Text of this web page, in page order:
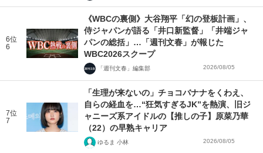
6位
6
《WBCの裏側》大谷翔平「幻の登板計画」、
侍ジャパンが語る「井口新監督」「井端ジャ
パンの総括」…「週刊文春」が報じた
WBC2026スクープ
「週刊文春」編集部 2026/08/05
7位
7
「生理が来ないの」チョコバナナをくわえ、
自らの経血を…“狂気すぎるJK”を熱演、旧ジ
ャニーズ系アイドルの【推しの子】原菜乃華
（22）の早熟キャリア
ゆるま 小林 2026/08/05